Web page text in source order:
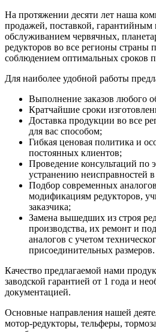
На протяжении десяти лет наша
продажей, поставкой,
обслуживанием червячных,
редукторов во все регионы страны
соблюдением оптимальных сроков
Для наиболее удобной работы
Выполнение заказов любого
Кратчайшие сроки
Доставка продукции во все
для вас способом;
Гибкая ценовая политика и
постоянных клиентов;
Проведение консультаций по
устранению неисправностей
Подбор современных
модификациям редукторов,
заказчика;
Замена вышедших из строя
производства, их ремонт и
аналогов с учетом
присоединительных размеров.
Качество предлагаемой нами
заводской гарантией от 1 года и
документацией.
Основные направления нашей
мотор-редукторы, тельферы,